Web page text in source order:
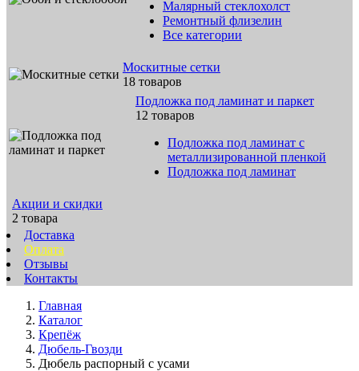
Малярный стеклохолст
Ремонтный флизелин
Все категории
Москитные сетки
18 товаров
Подложка под ламинат и паркет
12 товаров
Подложка под ламинат с
металлизированной пленкой
Подложка под ламинат
Акции и скидки
2 товара
Доставка
Оплата
Отзывы
Контакты
Главная
Каталог
Крепёж
Дюбель-Гвозди
Дюбель распорный с усами